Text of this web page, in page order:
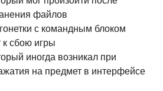
файлов
с командным блоком
сбою игры
иногда возникал при
на предмет в интерфейсе